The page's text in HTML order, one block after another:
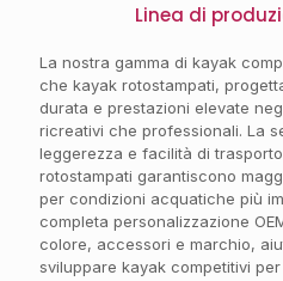
Linea di
La nostra gamma di kayak
che kayak rotostampati,
durata e prestazioni elevate
ricreativi che professionali. La
leggerezza e facilità di
rotostampati garantiscono
per condizioni acquatiche più
completa personalizzazione
colore, accessori e marchio,
sviluppare kayak competitivi